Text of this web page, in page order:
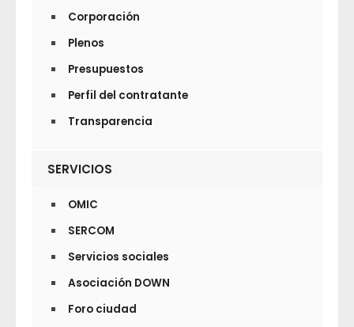
Corporación
Plenos
Presupuestos
Perfil del contratante
Transparencia
SERVICIOS
OMIC
SERCOM
Servicios sociales
Asociación DOWN
Foro ciudad